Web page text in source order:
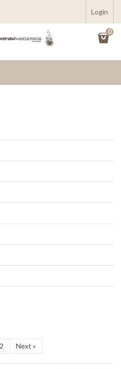
Login
0
2 Next »